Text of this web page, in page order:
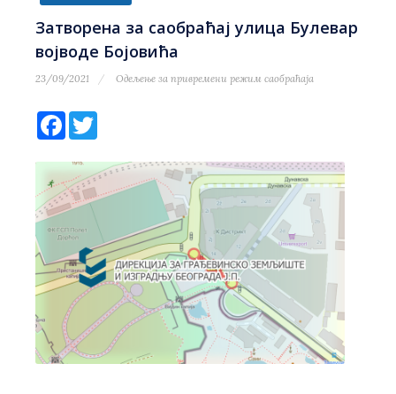
Затворена за саобраћај улица Булевар
војводе Бојовића
23/09/2021 Одељење за привремени режим саобраћаја
Facebook